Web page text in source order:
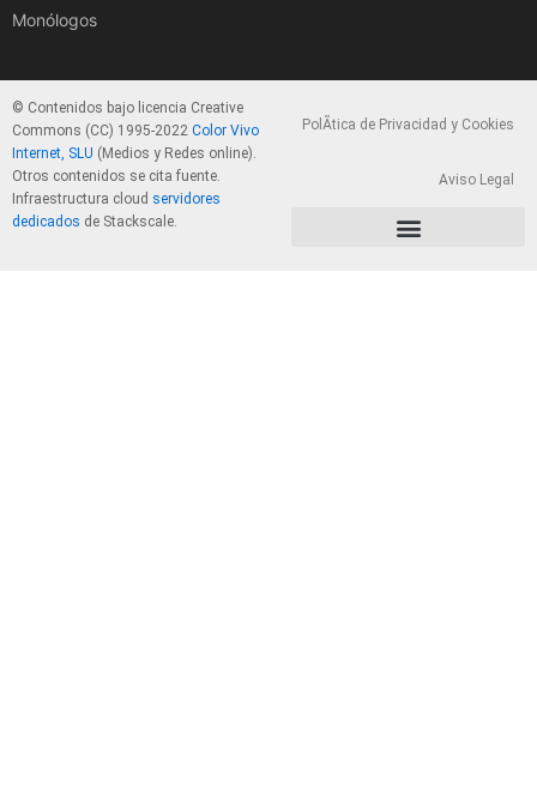
Monólogos
© Contenidos bajo licencia Creative
Commons (CC) 1995-2022 Color Vivo
Internet, SLU (Medios y Redes online).
Otros contenidos se cita fuente.
Infraestructura cloud servidores
dedicados de Stackscale.
PolÃ­tica de Privacidad y Cookies
Aviso Legal